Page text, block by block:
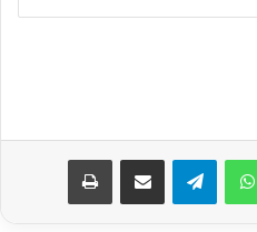
واتس آپ تلگرام اشتراک گذاری از طریق ایمیل چاپ